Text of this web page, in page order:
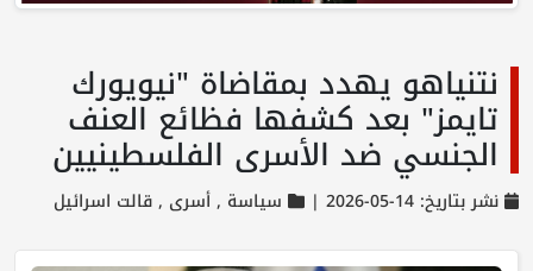
نتنياهو يهدد بمقاضاة "نيويورك
تايمز" بعد كشفها فظائع العنف
الجنسي ضد الأسرى الفلسطينيين
نشر بتاريخ: 14-05-2026 | سياسة ,أسرى ,قالت اسرائيل